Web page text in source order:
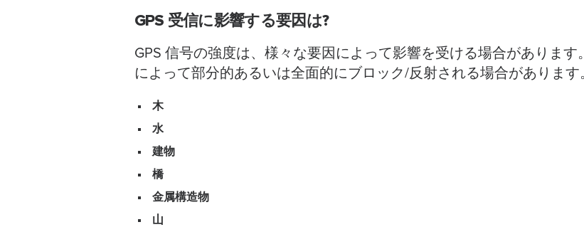
GPS 受信に影響する要因は?
GPS 信号の強度は、様々な要因によって影響を受ける場合がありま
によって部分的あるいは全面的にブロック/反射される場合があります
木
水
建物
橋
金属構造物
山